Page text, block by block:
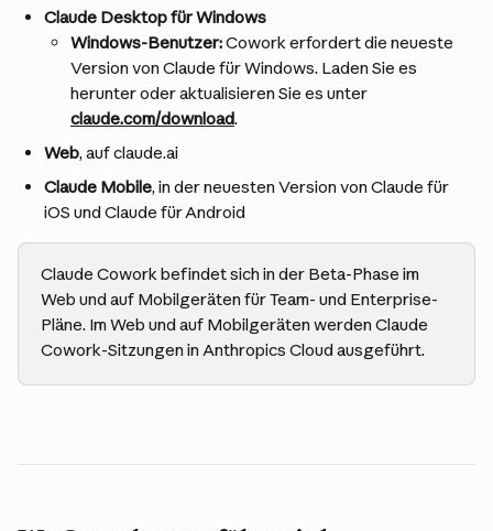
Claude Desktop für Windows
Windows-Benutzer: Cowork erfordert die neueste
Version von Claude für Windows. Laden Sie es
herunter oder aktualisieren Sie es unter
claude.com/download.
Web, auf claude.ai
Claude Mobile, in der neuesten Version von Claude für
iOS und Claude für Android
Claude Cowork befindet sich in der Beta-Phase im
Web und auf Mobilgeräten für Team- und Enterprise-
Pläne. Im Web und auf Mobilgeräten werden Claude
Cowork-Sitzungen in Anthropics Cloud ausgeführt.